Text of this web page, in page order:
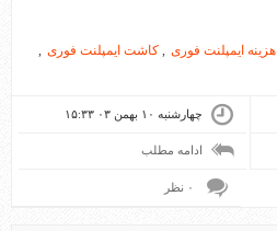
هزینه ایمپلنت فوری , کاشت ایمپلنت فوری ,
چهارشنبه ۱۰ بهمن ۰۳ ۱۵:۳۳
ادامه مطلب
۰ نظر